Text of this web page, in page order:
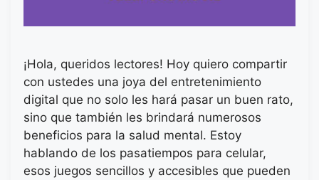
¡Hola, queridos lectores! Hoy quiero compartir
con ustedes una joya del entretenimiento
digital que no solo les hará pasar un buen rato,
sino que también les brindará numerosos
beneficios para la salud mental. Estoy
hablando de los pasatiempos para celular,
esos juegos sencillos y accesibles que pueden